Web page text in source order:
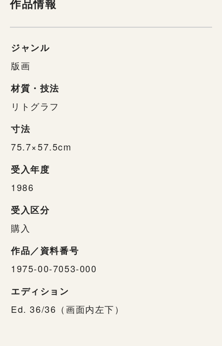
作品情報
ジャンル
版画
材質・技法
リトグラフ
寸法
75.7×57.5cm
受入年度
1986
受入区分
購入
作品／資料番号
1975-00-7053-000
エディション
Ed. 36/36（画面内左下）